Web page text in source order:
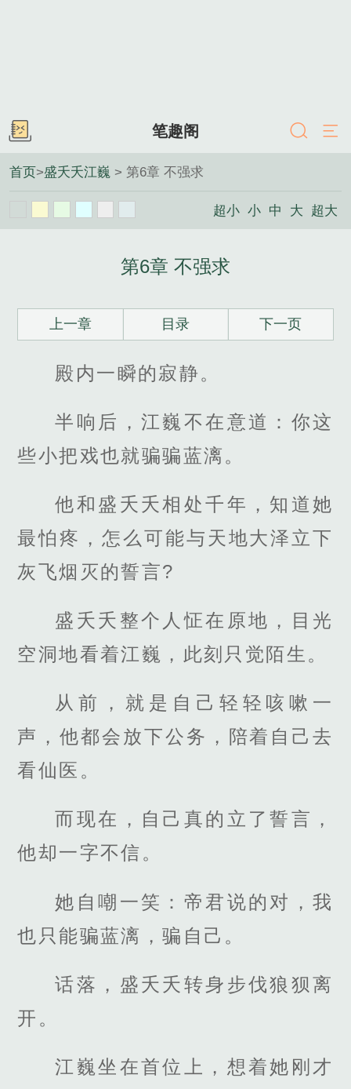
笔趣阁
首页>盛夭夭江巍 > 第6章 不强求
超小 小 中 大 超大
第6章 不强求
上一章 目录 下一页
殿内一瞬的寂静。
半响后，江巍不在意道：你这
些小把戏也就骗骗蓝漓。
他和盛夭夭相处千年，知道她
最怕疼，怎么可能与天地大泽立下
灰飞烟灭的誓言?
盛夭夭整个人怔在原地，目光
空洞地看着江巍，此刻只觉陌生。
从前，就是自己轻轻咳嗽一
声，他都会放下公务，陪着自己去
看仙医。
而现在，自己真的立了誓言，
他却一字不信。
她自嘲一笑：帝君说的对，我
也只能骗蓝漓，骗自己。
话落，盛夭夭转身步伐狼狈离
开。
江巍坐在首位上，想着她刚才